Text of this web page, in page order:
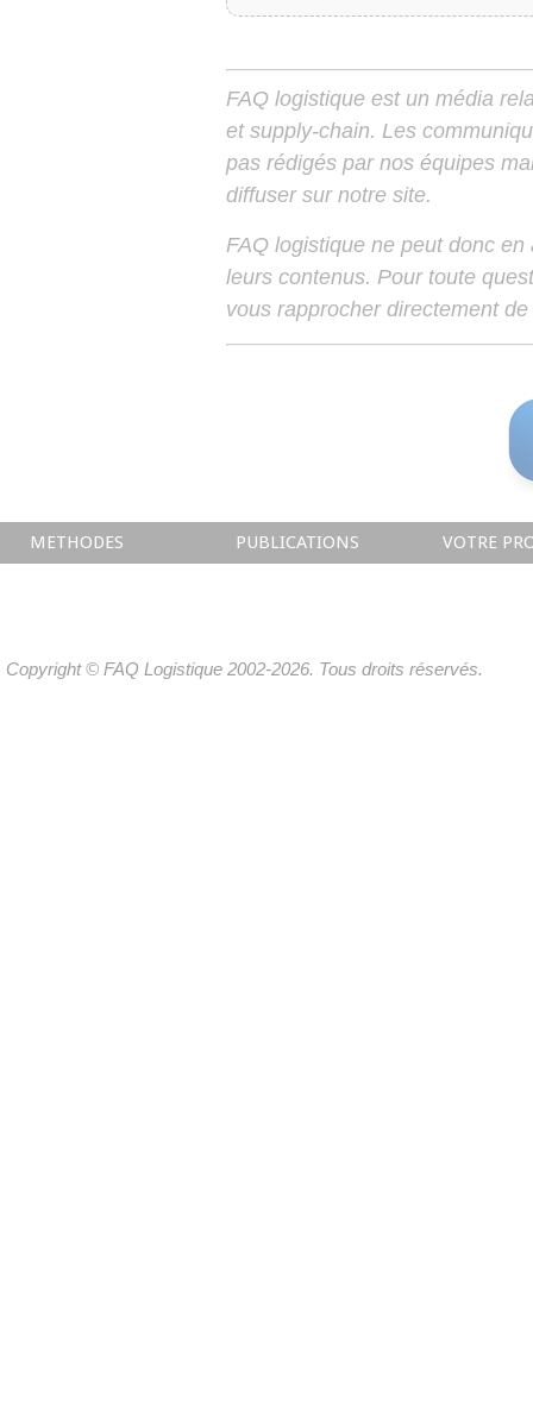
FAQ logistique est un média
et supply-chain. Les
pas rédigés par nos équipes
diffuser sur notre site.
FAQ logistique ne peut donc
leurs contenus. Pour toute
vous rapprocher directement
METHODES PUBLICATIONS VOTRE
Copyright © FAQ Logistique 2002-2026. Tous droits réservés.